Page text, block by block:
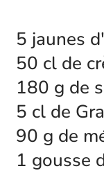
5 jaunes
50 cl de
180 g de
5 cl de
90 g de
1 gousse